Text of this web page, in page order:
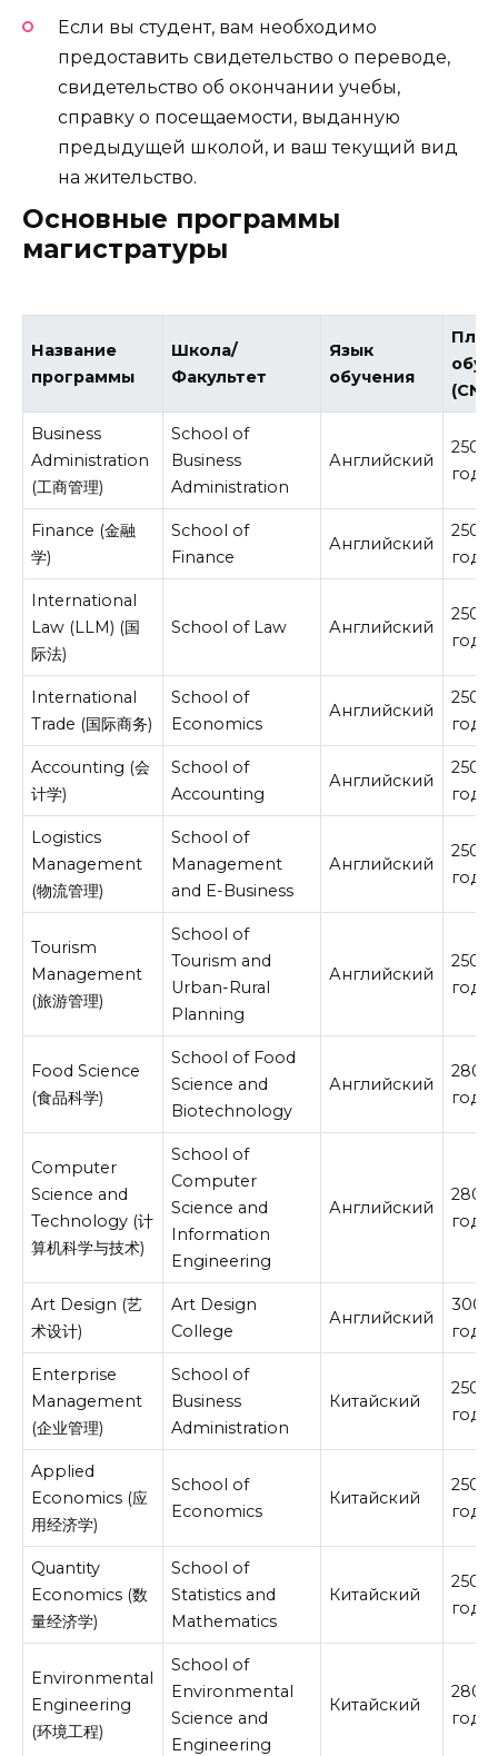
Если вы студент, вам необходимо
предоставить свидетельство о переводе,
свидетельство об окончании учебы,
справку о посещаемости, выданную
предыдущей школой, и ваш текущий вид
на жительство.
Основные программы
магистратуры
Название
программы
Школа/
Факультет
Язык
обучения
Business
Administration
(工商管理)
School of
Business
Administration
Английский
год
Finance (金融
学)
School of
Finance
Английский
год
International
Law (LLM) (国
际法)
School of Law Английский
год
International
Trade (国际商务)
School of
Economics
Английский
год
Accounting (会
计学)
School of
Accounting
Английский
год
Logistics
Management
(物流管理)
School of
Management
and E-Business
Английский
год
Tourism
Management
(旅游管理)
School of
Tourism and
Urban-Rural
Planning
Английский
год
Food Science
(食品科学)
School of Food
Science and
Biotechnology
Английский
год
Computer
Science and
Technology (计
算机科学与技术)
School of
Computer
Science and
Information
Engineering
Английский
год
Art Design (艺
术设计)
Art Design
College
Английский
год
Enterprise
Management
(企业管理)
School of
Business
Administration
Китайский
год
Applied
Economics (应
用经济学)
School of
Economics
Китайский
год
Quantity
Economics (数
量经济学)
School of
Statistics and
Mathematics
Китайский
год
Environmental
Engineering
(环境工程)
School of
Environmental
Science and
Engineering
Китайский
год